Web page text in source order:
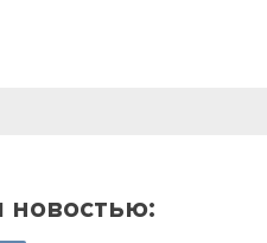
новостью: